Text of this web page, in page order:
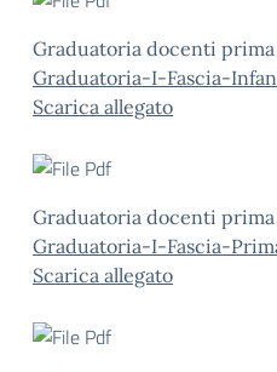
Graduatoria docenti prima
Graduatoria-I-Fascia-
Scarica allegato
Graduatoria docenti
Graduatoria-I-Fascia-
Scarica allegato